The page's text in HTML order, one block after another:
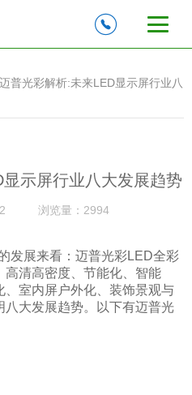
迈普光彩解析:未来LED显示屏行业八
示屏行业八大发展趋势
浏览量： 2994
展来看：迈普光彩LED全彩
高清高密度、节能化、智能
室内屏户外化、装饰景观与
八大发展趋势。以下有迈普光